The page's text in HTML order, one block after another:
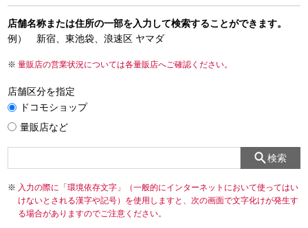
店舗名称または住所の一部を入力して検索することができます。
例） 新宿、東池袋、浪速区 ヤマダ
量販店の営業状況については各量販店へご確認ください。
店舗区分を指定
ドコモショップ
量販店など
検索
入力の際に「環境依存文字」（一般的にインターネットにおいて使ってはい
けないとされる漢字や記号）を使用しますと、次の画面で文字化けが発生す
る場合がありますのでご注意ください。